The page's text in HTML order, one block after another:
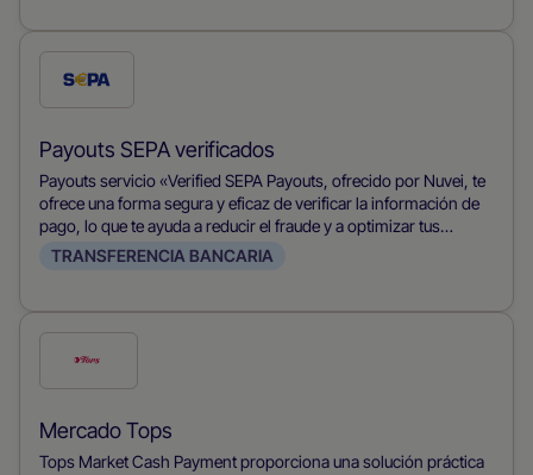
Marca
esta
forma
de
pago
Payouts SEPA verificados
Payouts servicio «Verified SEPA Payouts, ofrecido por Nuvei, te
ofrece una forma segura y eficaz de verificar la información de
pago, lo que te ayuda a reducir el fraude y a optimizar tus
procesos de pago SEPA.
TRANSFERENCIA BANCARIA
Marca
esta
forma
de
Mercado Tops
Tops Market Cash Payment proporciona una solución práctica